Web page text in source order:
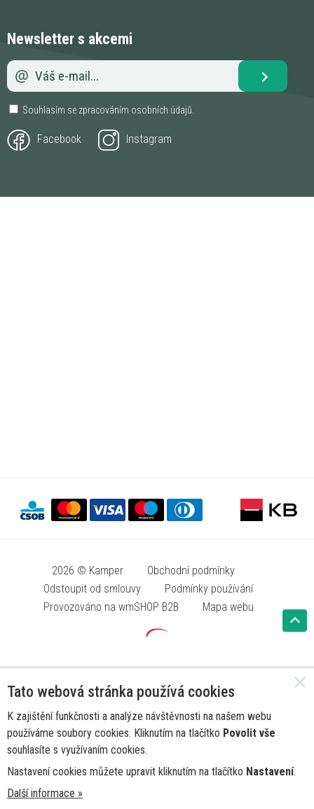
Newsletter s akcemi
Souhlasím se zpracováním osobních údajů.
Facebook Instagram
2026 © Kamper
Obchodní podmínky
Odstoupit od smlouvy
Podmínky používání
Provozováno na wmSHOP B2B
Mapa webu
Tato webová stránka používá cookies
K zajištění funkčnosti a analýze návštěvnosti na našem webu
používáme soubory cookies. Kliknutím na tlačítko Povolit vše
souhlasíte s využívaním cookies.
Nastavení cookies můžete upravit kliknutím na tlačítko Nastavení.
Další informace »